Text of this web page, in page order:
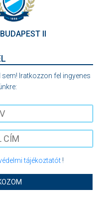
II
Iratkozzon fel ingyenes
tájékoztatót!